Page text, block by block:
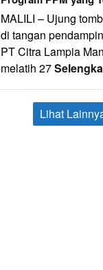
MALILI – Ujung
di tangan
PT Citra Lampia
melatih 27
Lihat